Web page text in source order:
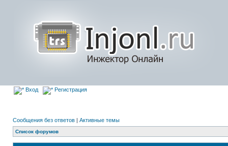
Вход Регистрация
Сообщения без ответов | Активные темы
Список форумов